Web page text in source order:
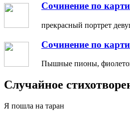
Сочинение по
прекрасный портрет
Сочинение по
Пышные пионы,
Случайное
Я пошла на таран